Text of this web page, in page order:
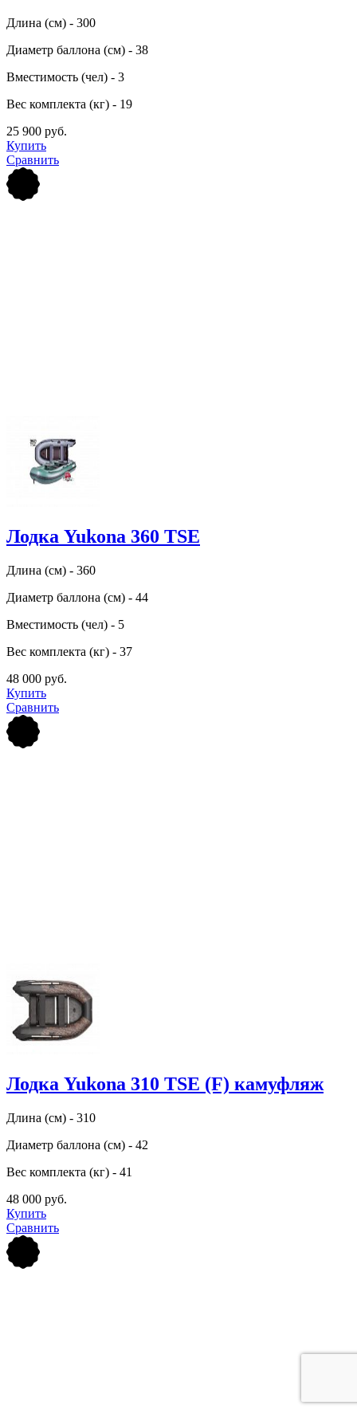
Длина (см) - 300
Диаметр баллона (см) - 38
Вместимость (чел) - 3
Вес комплекта (кг) - 19
25 900 руб.
Купить
Сравнить
Лодка Yukona 360 TSE
Длина (см) - 360
Диаметр баллона (см) - 44
Вместимость (чел) - 5
Вес комплекта (кг) - 37
48 000 руб.
Купить
Сравнить
Лодка Yukona 310 TSE (F) камуфляж
Длина (см) - 310
Диаметр баллона (см) - 42
Вес комплекта (кг) - 41
48 000 руб.
Купить
Сравнить